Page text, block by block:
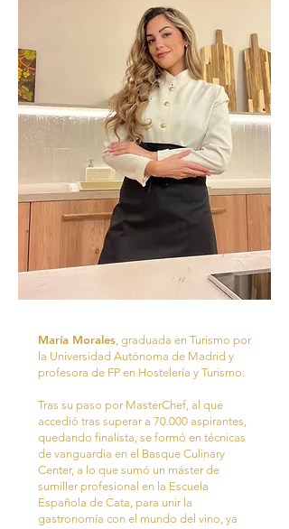
María Morales, graduada en Turismo por
la Universidad Autónoma de Madrid y
profesora de FP en Hostelería y Turismo.
Tras su paso por MasterChef, al que
accedió tras superar a 70.000 aspirantes,
quedando finalista, se formó en técnicas
de vanguardia en el Basque Culinary
Center, a lo que sumó un máster de
sumiller profesional en la Escuela
Española de Cata, para unir la
gastronomía con el mundo del vino, ya